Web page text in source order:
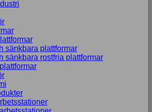
sänkbara plattformar
sänkbara rostfria plattformar